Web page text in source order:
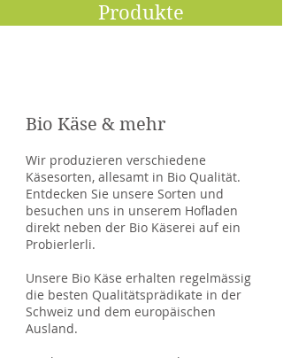
Produkte
Bio Käse & mehr
Wir produzieren verschiedene
Käsesorten, allesamt in Bio Qualität.
Entdecken Sie unsere Sorten und
besuchen uns in unserem Hofladen
direkt neben der Bio Käserei auf ein
Probierlerli.
Unsere Bio Käse erhalten regelmässig
die besten Qualitätsprädikate in der
Schweiz und dem europäischen
Ausland.